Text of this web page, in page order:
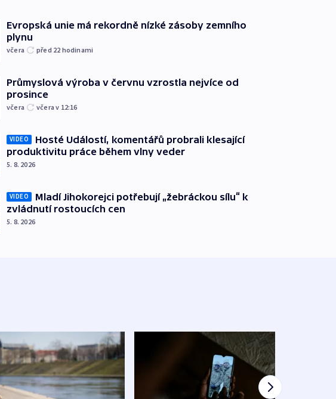
Evropská unie má rekordně nízké zásoby zemního
plynu
včera před 22 hodinami
Průmyslová výroba v červnu vzrostla nejvíce od
prosince
včera včera v 12:16
VIDEO
Hosté Událostí, komentářů probrali klesající
produktivitu práce během vlny veder
5. 8. 2026
VIDEO
Mladí Jihokorejci potřebují „žebráckou sílu“ k
zvládnutí rostoucích cen
5. 8. 2026